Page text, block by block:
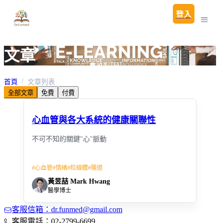
登入
文章
首頁
文章列表
全部文章
免費 付費
心血管與各大系統的健康關聯性
不可不知的關鍵"心"脈動
#心血管#情緒#粒線體#腸道
黃昱喆 Mark Hwang
醫學博士
客服信箱：dr.funmed@gmail.com
客服電話：02-2799-6699